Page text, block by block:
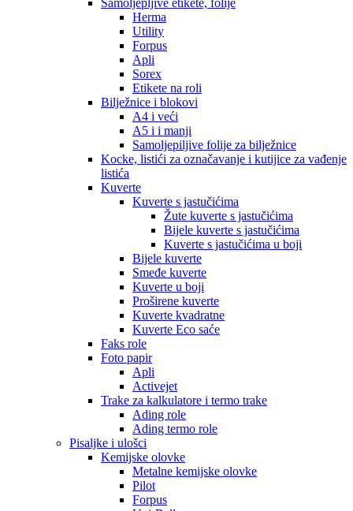
Samoljepljive etikete, folije
Herma
Utility
Forpus
Apli
Sorex
Etikete na roli
Bilježnice i blokovi
A4 i veći
A5 i i manji
Samoljepiljive folije za bilježnice
Kocke, listići za označavanje i kutijice za vađenje
listića
Kuverte
Kuverte s jastučićima
Žute kuverte s jastučićima
Bijele kuverte s jastučićima
Kuverte s jastučićima u boji
Bijele kuverte
Smeđe kuverte
Kuverte u boji
Proširene kuverte
Kuverte kvadratne
Kuverte Eco saće
Faks role
Foto papir
Apli
Activejet
Trake za kalkulatore i termo trake
Ading role
Ading termo role
Pisaljke i ulošci
Kemijske olovke
Metalne kemijske olovke
Pilot
Forpus